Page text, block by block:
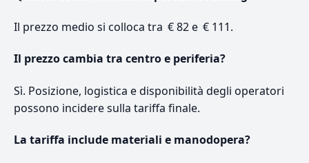
Il prezzo medio si colloca tra € 82 e € 111.
Il prezzo cambia tra centro e periferia?
Sì. Posizione, logistica e disponibilità degli operatori
possono incidere sulla tariffa finale.
La tariffa include materiali e manodopera?